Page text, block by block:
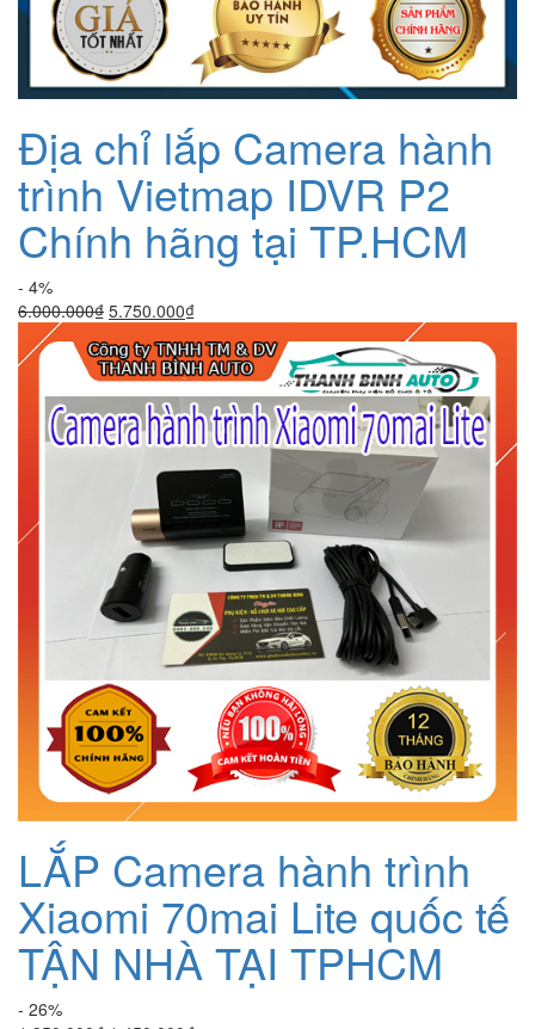
Địa chỉ lắp Camera hành
trình Vietmap IDVR P2
Chính hãng tại TP.HCM
- 4%
6.000.000₫ Giá
là:
6.000.000₫.
5.750.000₫Giá
tại
là:
5.750.000₫.
LẮP Camera hành trình
Xiaomi 70mai Lite quốc tế
TẬN NHÀ TẠI TPHCM
- 26%